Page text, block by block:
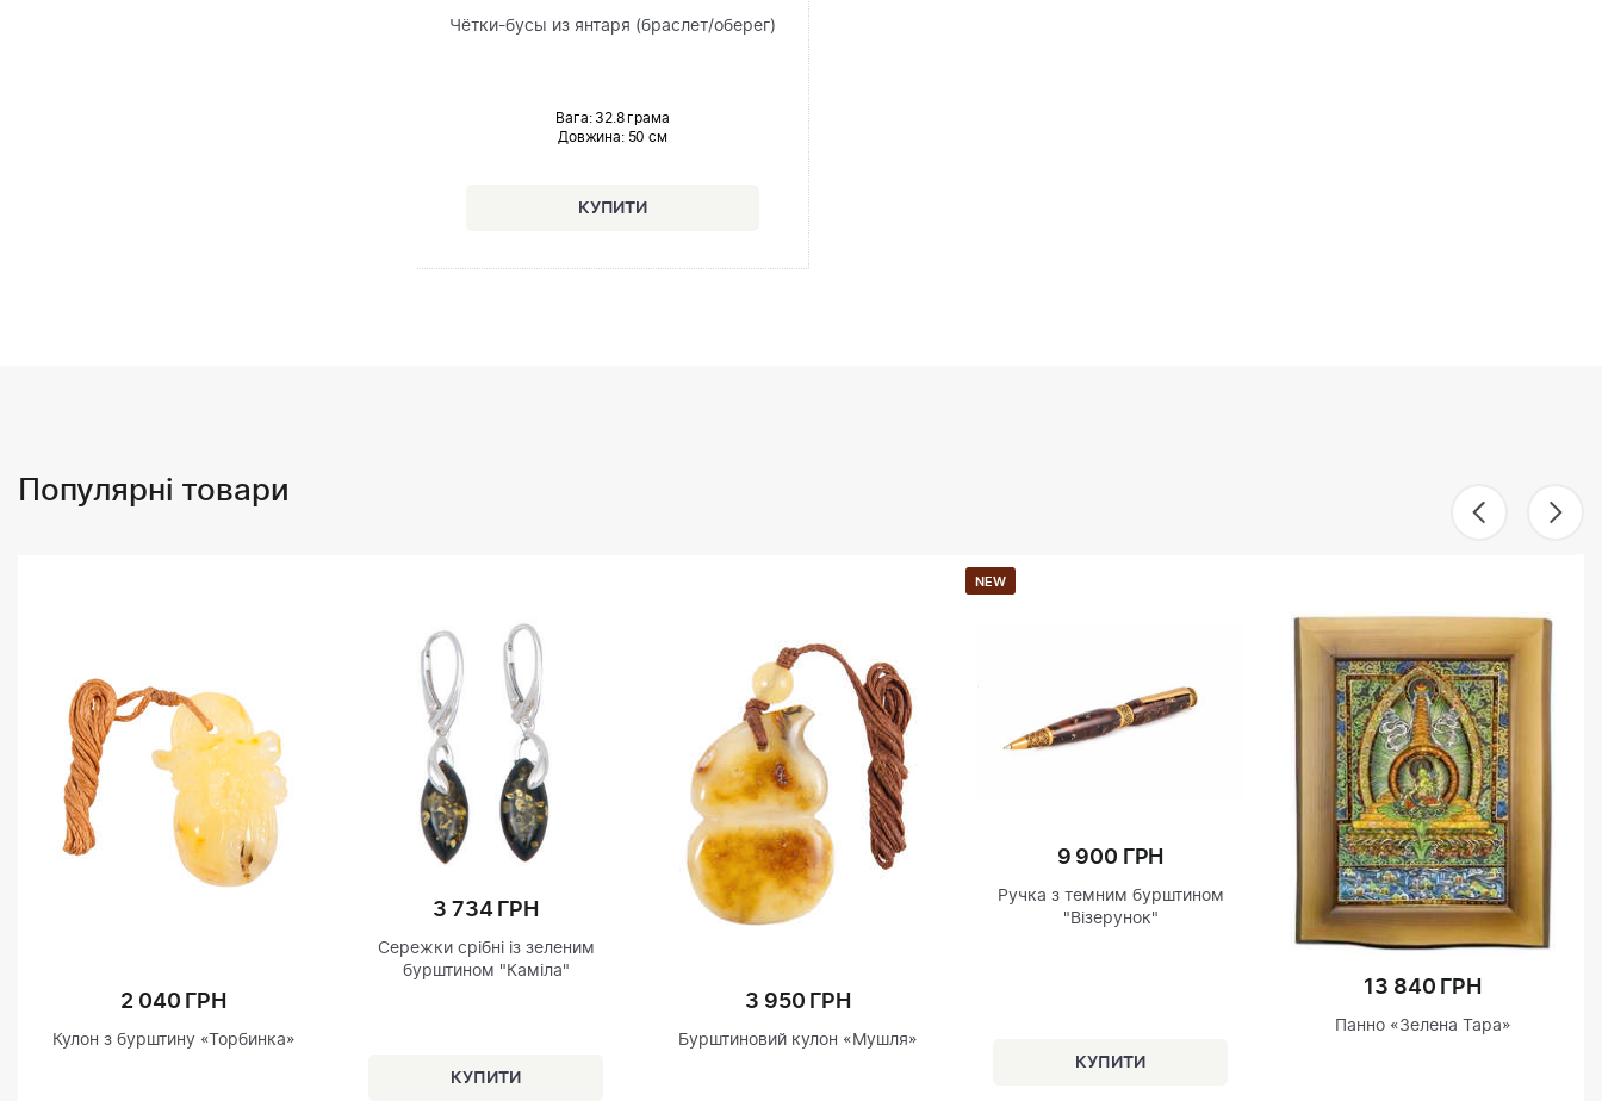
Чётки-бусы из янтаря (браслет/оберег)
Вага: 32.8 грама
Довжина:50 см
Популярні товари
2 040 ГРН
Кулон з бурштину «Торбинка»
3 734 ГРН
Сережки срібні із зеленим
бурштином "Каміла"
3 950 ГРН
Бурштиновий кулон «Мушля»
NEW
9 900 ГРН
Ручка з темним бурштином
"Візерунок"
13 840 ГРН
Панно «Зелена Тара»